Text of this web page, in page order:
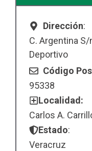
Dirección:
C. Argentina
Deportivo
Código
95338
Localidad:
Carlos A.
Estado:
Veracruz